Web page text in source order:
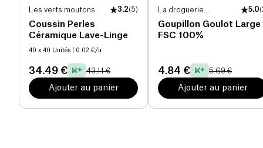
Les verts moutons 3.2(5)
Coussin Perles
Céramique Lave-Linge
40 x 40 Unités | 0.02 €/u
34.49 € 43.11 €
Ajouter au panier
La droguerie
5.0(
Goupillon Goulot Large
FSC 100%
4.84 € 5.69 €
Ajouter au panier